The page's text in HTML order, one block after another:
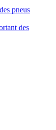
pneus
des